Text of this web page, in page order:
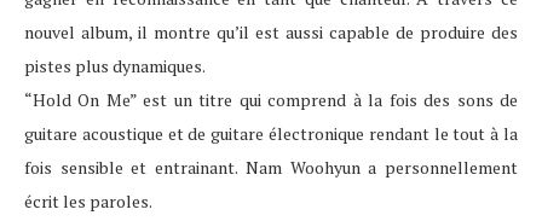
nouvel album, il montre qu’il est aussi capable de produire des
pistes plus dynamiques.
“Hold On Me” est un titre qui comprend à la fois des sons de
guitare acoustique et de guitare électronique rendant le tout à la
fois sensible et entrainant. Nam Woohyun a personnellement
écrit les paroles.